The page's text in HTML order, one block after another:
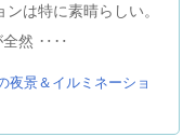
は特に素晴らしい。
全然 ‥‥
夜景＆イルミネーショ